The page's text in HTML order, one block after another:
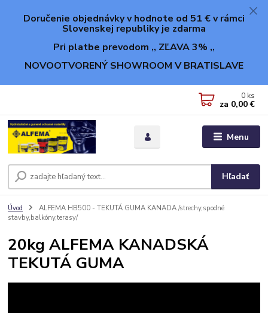
Doručenie objednávky v hodnote od 51 € v rámci
Slovenskej republiky je zdarma
Pri platbe prevodom ,, ZĽAVA 3% ,,
NOVOOTVORENÝ SHOWROOM V BRATISLAVE
Menu
Hľadať
0 ks
za 0,00 €
Úvod
ALFEMA HB500 - TEKUTÁ GUMA KANADA /strechy,spodné
stavby,balkóny,terasy/
20kg ALFEMA KANADSKÁ
TEKUTÁ GUMA